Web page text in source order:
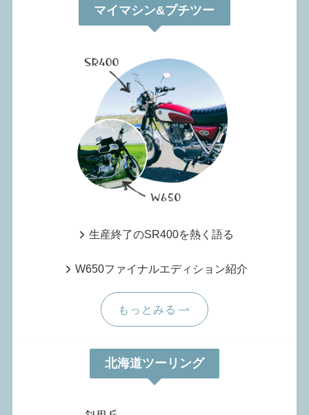
マイマシン&プチツー
生産終了のSR400を熱く語る
W650ファイナルエディション紹介
もっとみる
北海道ツーリング